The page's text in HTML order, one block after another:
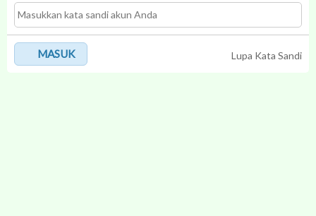
Lupa Kata Sandi
MASUK